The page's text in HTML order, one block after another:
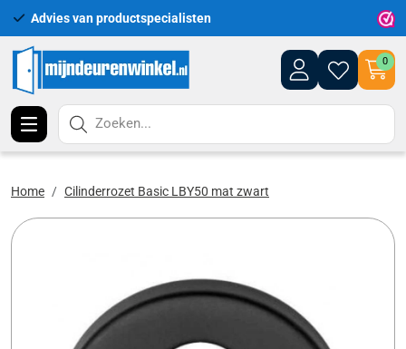
Advies van productspecialisten
0
Zoeken...
Home Cilinderrozet Basic LBY50 mat zwart